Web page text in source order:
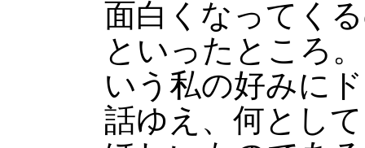
面白くなってく
といったところ
いう私の好みに
話ゆえ、何とし